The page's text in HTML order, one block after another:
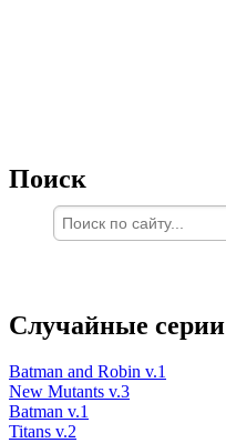
Поиск
Случайные серии
Batman and Robin v.1
New Mutants v.3
Batman v.1
Titans v.2